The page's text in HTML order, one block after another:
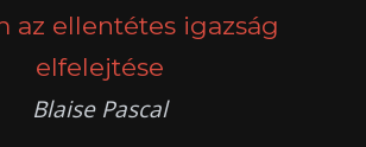
az ellentétes igazság
elfelejtése
Blaise Pascal